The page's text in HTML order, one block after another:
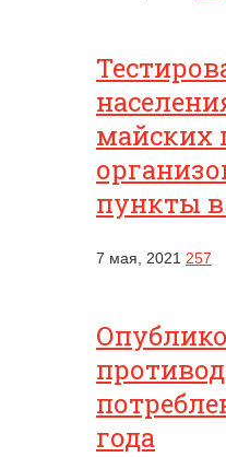
майских
пункты
7 мая, 2021 257
года